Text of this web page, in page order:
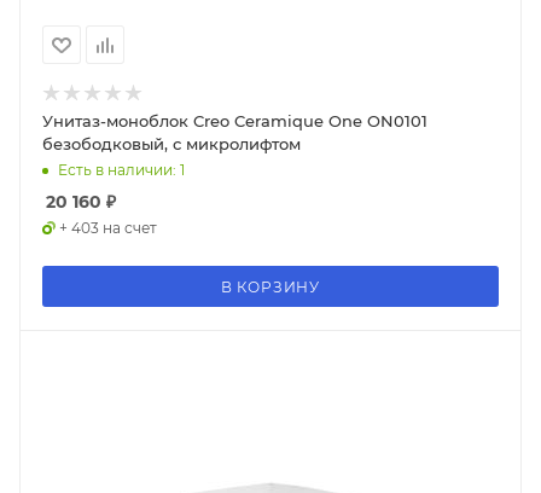
Унитаз-моноблок Creo Ceramique One ON0101
безободковый, с микролифтом
Есть в наличии: 1
20 160 ₽
+ 403 на счет
В КОРЗИНУ